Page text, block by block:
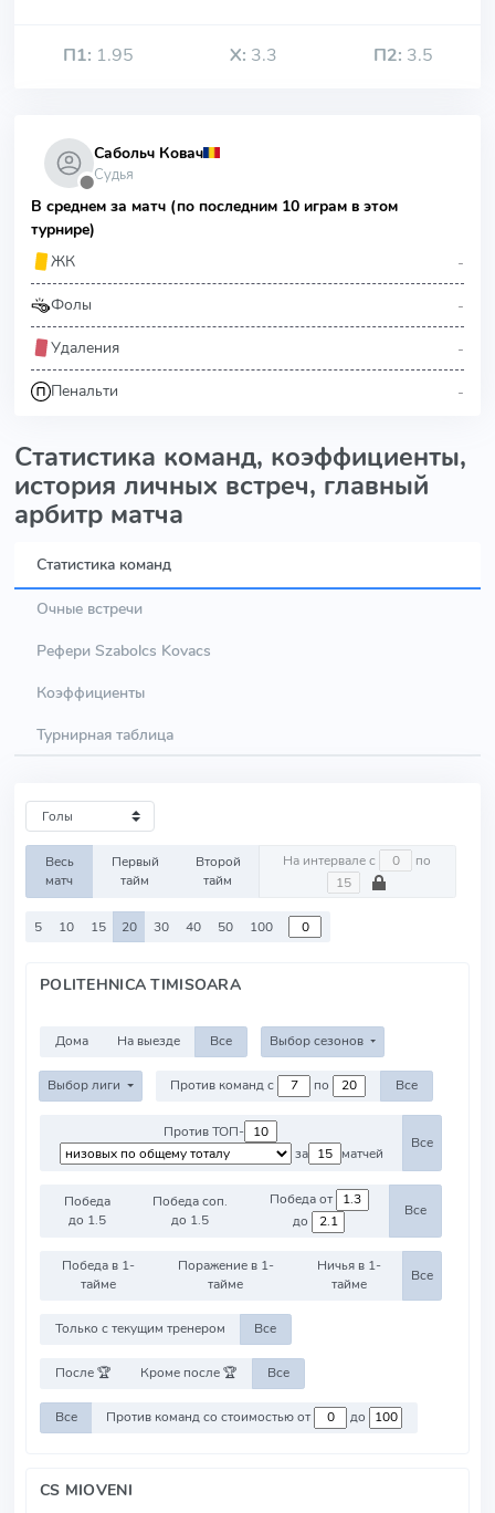
П1: 1.95 Х: 3.3 П2: 3.5
⬤
Сабольч Ковач
Судья
В среднем за матч (по последним 10 играм в этом
турнире)
ЖК
-
Фолы -
Удаления -
Пенальти -
Статистика команд, коэффициенты,
история личных встреч, главный
арбитр матча
Статистика команд
Очные встречи
Рефери Szabolcs Kovacs
Коэффициенты
Турнирная таблица
Весь
матч
Первый
тайм
Второй
тайм
На интервале с по
5 10 15 20 30 40 50 100
POLITEHNICA TIMISOARA
Дома На выезде Все Выбор сезонов
Выбор лиги Против команд с по Все
Против ТОП-
за
матчей
Все
Победа
до 1.5
Победа соп.
до 1.5
Победа от
до
Все
Победа в 1-
тайме
Поражение в 1-
тайме
Ничья в 1-
тайме
Все
Только с текущим тренером Все
После 🏆 Кроме после 🏆 Все
Все Против команд со стоимостью от до
CS MIOVENI